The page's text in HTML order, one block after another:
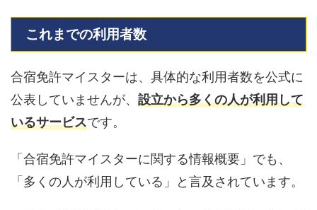
これまでの利用者数
合宿免許マイスターは、具体的な利用者数を公式に
公表していませんが、 設立から多くの人が利用して
いるサービスです。
「合宿免許マイスターに関する情報概要」でも、
「多くの人が利用している」と言及されています。